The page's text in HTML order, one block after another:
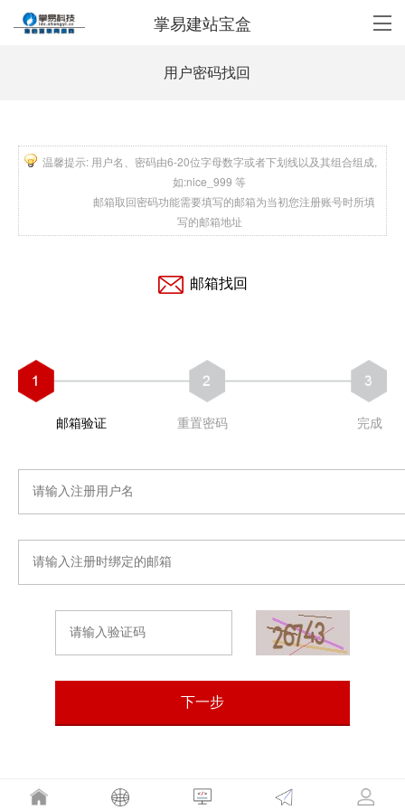
掌易建站宝盒
用户密码找回
温馨提示: 用户名、密码由6-20位字母数字或者下划线以及其组合组成,
如:nice_999 等
邮箱取回密码功能需要填写的邮箱为当初您注册账号时所填
写的邮箱地址
邮箱找回
邮箱验证 重置密码 完成